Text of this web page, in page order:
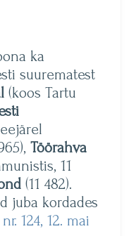
ka
suurematest
(koos Tartu
Töörahva
11
(11 482).
juba kordades
124, 12. mai